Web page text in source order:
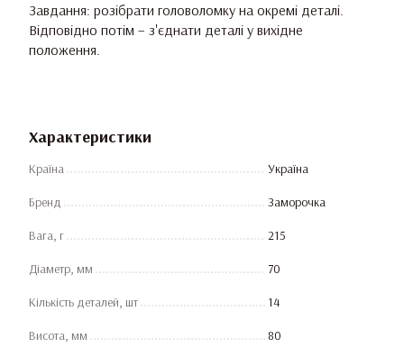
Завдання: розібрати головоломку на окремі деталі.
Відповідно потім – з'єднати деталі у вихідне
положення.
Характеристики
Країна Україна
Бренд Заморочка
Вага, г 215
Діаметр, мм 70
Кількість деталей, шт 14
Висота, мм 80